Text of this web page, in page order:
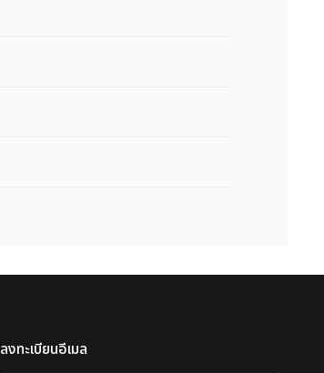
ลงทะเบียนอีเมล